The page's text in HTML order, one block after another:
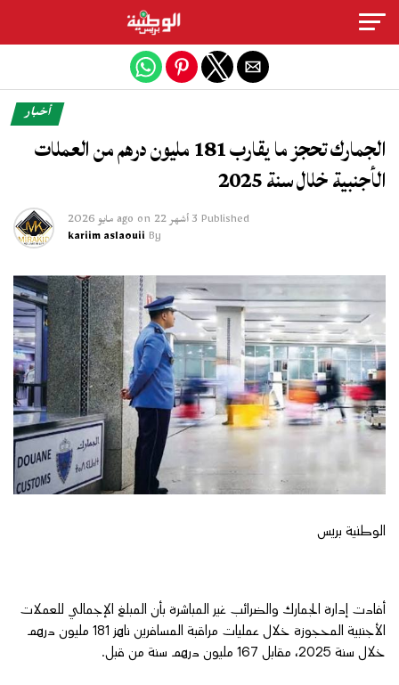
أخبار
الجمارك تحجز ما يقارب 181 مليون درهم من العملات
الأجنبية خلال سنة 2025
Published 3 أشهر ago on 22 مايو 2026
By
kariim aslaouii
الوطنية بريس
أفادت إدارة الجمارك والضرائب غير المباشرة بأن المبلغ الإجمالي للعملات
الأجنبية المحجوزة خلال عمليات مراقبة المسافرين ناهز 181 مليون درهم
خلال سنة 2025، مقابل 167 مليون درهم سنة من قبل.
Exit mobile version